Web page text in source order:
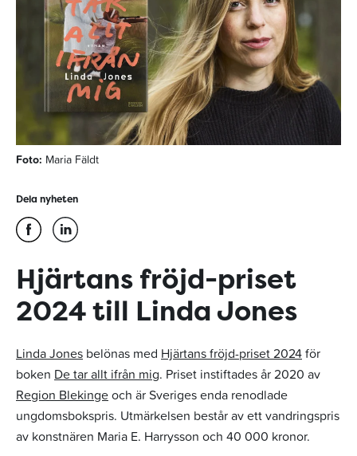
Foto: Maria Fäldt
Dela nyheten
Hjärtans fröjd-priset
2024 till Linda Jones
Linda Jones belönas med Hjärtans fröjd-priset 2024för
boken De tar allt ifrån mig. Priset instiftades år 2020 av
Region Blekingeoch är Sveriges enda renodlade
ungdomsbokspris. Utmärkelsen består av ett vandringspris
av konstnären Maria E. Harrysson och 40 000 kronor.